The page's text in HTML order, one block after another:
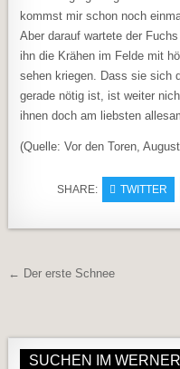
kommst mir schon noch
Aber darauf wartete der
ihn die Krähen im Felde mit
sehen kriegen. Dass sie sich
gerade nötig ist, ist weiter
ihnen doch am liebsten
(Quelle: Vor den Toren,
SHARE: TWITTER
← Der erste Schnee
SUCHEN IM